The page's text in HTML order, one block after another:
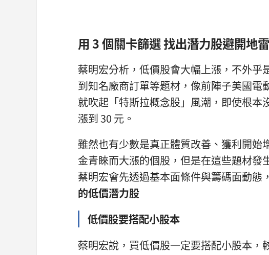
用 3 個關卡篩選 找出潛力股避開地雷
蔡明宏分析，低價股會大幅上漲，不外
到知名廠商訂單等題材，像前陣子美國
就吹起「特斯拉概念股」風潮，即使根本
漲到 30 元。
雖然也有少數是真正體質改善、獲利開
金青睞而大漲的個股，但是在這些題材
蔡明宏會先透過基本面條件與籌碼面動態，
的低價潛力股
低價股要搭配小股本
蔡明宏說，買低價股一定要搭配小股本